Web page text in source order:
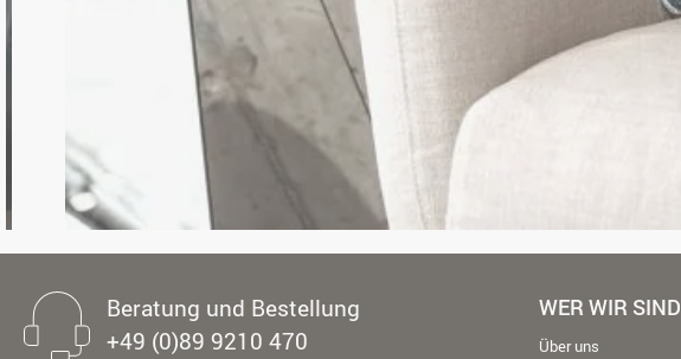
Beratung und Bestellung
+49 (0)89 9210 470
WER WIR SIND
Über uns